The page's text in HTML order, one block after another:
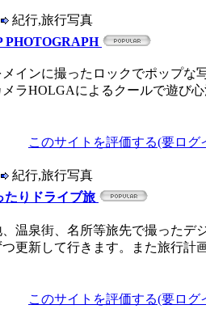
紀行,旅行写真
PHOTOGRAPH
インに撮ったロックでポップな
メラHOLGAによるクールで遊び
このサイトを評価する(要ログ
紀行,旅行写真
たりドライブ旅
温泉街、名所等旅先で撮ったデ
つ更新して行きます。また旅行計
このサイトを評価する(要ログ